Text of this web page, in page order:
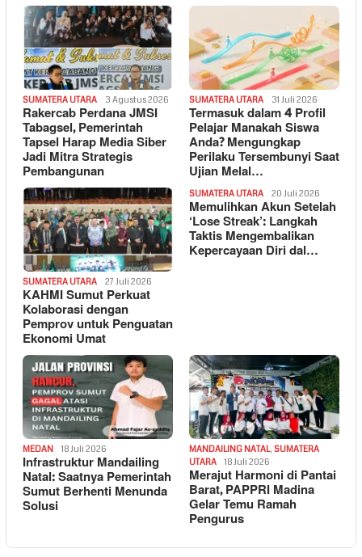
SUMATERA UTARA 3 Agustus 2026
Rakercab Perdana JMSI
Tabagsel, Pemerintah
Tapsel Harap Media Siber
Jadi Mitra Strategis
Pembangunan
SUMATERA UTARA 31 Juli 2026
Termasuk dalam 4 Profil
Pelajar Manakah Siswa
Anda? Mengungkap
Perilaku Tersembunyi Saat
Ujian Melal…
SUMATERA UTARA 27 Juli 2026
KAHMI Sumut Perkuat
Kolaborasi dengan
Pemprov untuk Penguatan
Ekonomi Umat
SUMATERA UTARA 20 Juli 2026
Memulihkan Akun Setelah
‘Lose Streak’: Langkah
Taktis Mengembalikan
Kepercayaan Diri dal…
MEDAN 18 Juli 2026
Infrastruktur Mandailing
Natal: Saatnya Pemerintah
Sumut Berhenti Menunda
Solusi
MANDAILING NATAL, SUMATERA
UTARA
18 Juli 2026
Merajut Harmoni di Pantai
Barat, PAPPRI Madina
Gelar Temu Ramah
Pengurus